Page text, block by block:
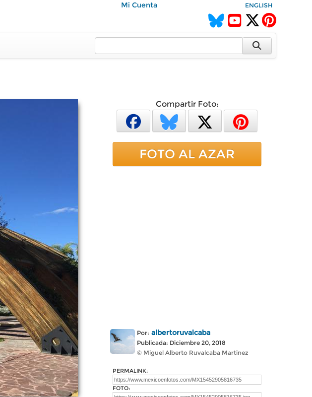
Mi Cuenta ENGLISH
Compartir Foto:
FOTO AL AZAR
Por: albertoruvalcaba
Publicada: Diciembre 20, 2018
© Miguel Alberto Ruvalcaba Martinez
PERMALINK:
FOTO: